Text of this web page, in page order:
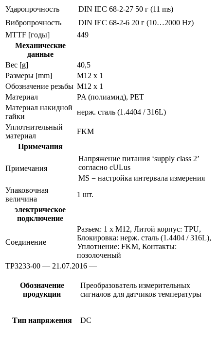
Ударопрочность
DIN IEC 68-2-27 50 г (11 ms)
Вибропрочность
DIN IEC 68-2-6 20 г (10…2000 Hz)
MTTF [годы]
449
Механические
данные
Вес [g]
40,5
Размеры [mm]
M12 x 1
Обозначение резьбы M12 x 1
Материал
PA (полиамид), PET
Материал накидной
гайки
нерж. сталь (1.4404 / 316L)
Уплотнительный
материал
FKM
Примечания
Примечания
Напряжение питания ‘supply class 2’
согласно cULus
MS = настройка интервала измерения
Упаковочная
величина
1 шт.
электрическое
подключение
Соединение
Разъем: 1 x M12, Литой корпус: TPU,
Блокировка: нерж. сталь (1.4404 / 316L),
Уплотнение: FKM, Контакты:
позолоченый
TP3233-00 — 21.07.2016 —
Обозначение
продукции
Преобразователь измерительных
сигналов для датчиков температуры
Тип напряжения DC